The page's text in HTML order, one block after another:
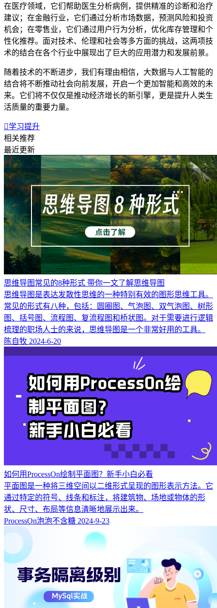
在医疗领域，它们帮助医生分析病例，提供精准的诊断和治疗
建议；在金融行业，它们通过分析市场数据，预测风险和投资
机会；在零售业，它们通过用户行为分析，优化库存管理和个
性化推荐。面对技术、伦理和社会等多方面的挑战，这两项技
术的结合在各个行业中展现出了巨大的应用潜力和发展前景。
随着技术的不断进步，我们有理由相信，大数据与人工智能的
结合将不断推动社会向前发展，开启一个更加智能和高效的未
来。它们将不仅仅是推动经济增长的新引擎，更是提升人类生
活质量的重要力量。
学习提升
相关推荐
最近更新
思维导图常见的8种形式 带你一文了解思维导图
思维导图是表达发散性思维的一种特别有效的图形思维工具。
常见的形式有八种，包括：圆圈图、气泡图、双气泡图、树形
图、括号图、流程图、复流程图和桥状图。对于需要进行逻辑
梳理的职场人士的来说，思维导图是一个非常好用的工具。
陈自牧 2024-6-20
如何用ProcessOn绘制平面图？新手小白必看
平面图是一种将三维空间以二维形式呈现的图形表示方法。它
通过特定的符号、线条和标注，将建筑物、场地或物体的形
状、尺寸、布局等信息清晰地展示出来。
ProcessOn泡泡不含糖 2024-9-23